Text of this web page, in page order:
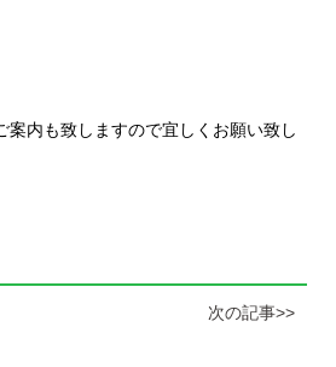
案内も致しますので宜しくお願い致し
次の記事>>